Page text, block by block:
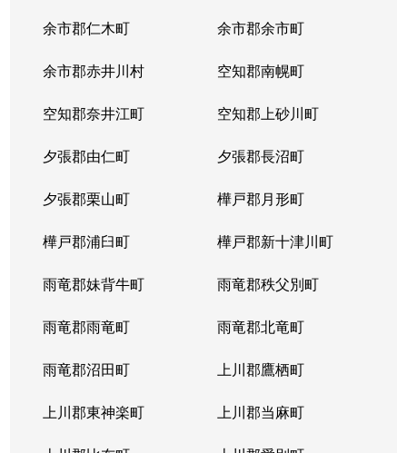
余市郡仁木町 余市郡余市町
余市郡赤井川村 空知郡南幌町
空知郡奈井江町 空知郡上砂川町
夕張郡由仁町 夕張郡長沼町
夕張郡栗山町 樺戸郡月形町
樺戸郡浦臼町 樺戸郡新十津川町
雨竜郡妹背牛町 雨竜郡秩父別町
雨竜郡雨竜町 雨竜郡北竜町
雨竜郡沼田町 上川郡鷹栖町
上川郡東神楽町 上川郡当麻町